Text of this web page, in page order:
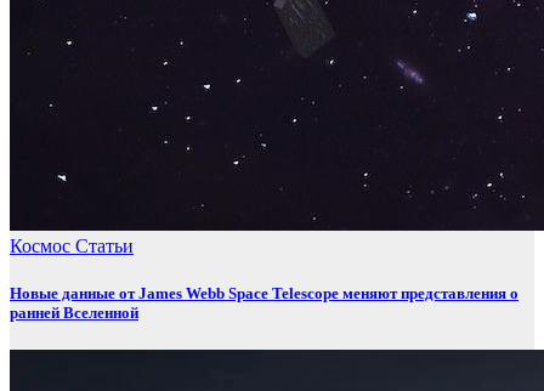
Космос Статьи
Новые данные от James Webb Space Telescope меняют представления о
ранней Вселенной